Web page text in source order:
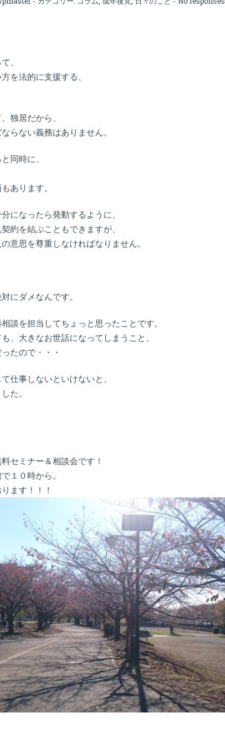
、
を法的に支援する、
独居だから、
らない義務はありません。
同時に、
あります。
になったら発動するように、
約を結ぶこともできますが、
意思を尊重しなければなりません。
にダメなんです。
談を担当してちょっと思ったことです。
、大きなお世話になってしまうこと、
たので・・・
仕事しないといけないと、
た。
セミナー＆相談会です！
１０時から。
ます！！！